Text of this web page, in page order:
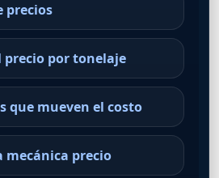
precios
precio por tonelaje
que mueven el costo
mecánica precio